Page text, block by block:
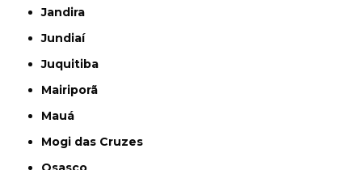
Jandira
Jundiaí
Juquitiba
Mairiporã
Mauá
Mogi das Cruzes